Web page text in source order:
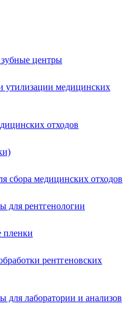
центры
утилизации медицинских
отходов
сбора медицинских отходов
для рентгенологии
пленки
рентгеновских
для лаборатории и анализов